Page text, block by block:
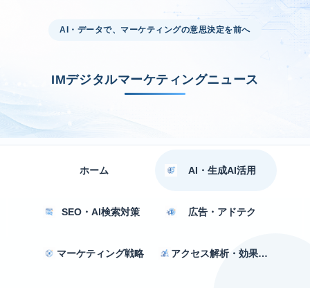
AI・データで、マーケティングの意思決定を前へ
IMデジタルマーケティングニュース
ホーム AI・生成AI活用
SEO・AI検索対策 広告・アドテク
マーケティング戦略 アクセス解析・効果測定